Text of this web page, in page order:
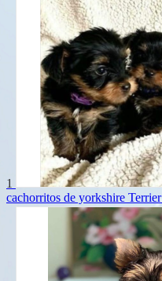
1
cachorritos de yorkshire